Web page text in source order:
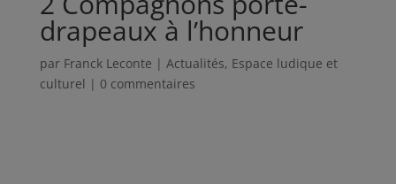
drapeaux à l’honneur
par Franck Leconte | Actualités, Espace ludique et
culturel | 0 commentaires